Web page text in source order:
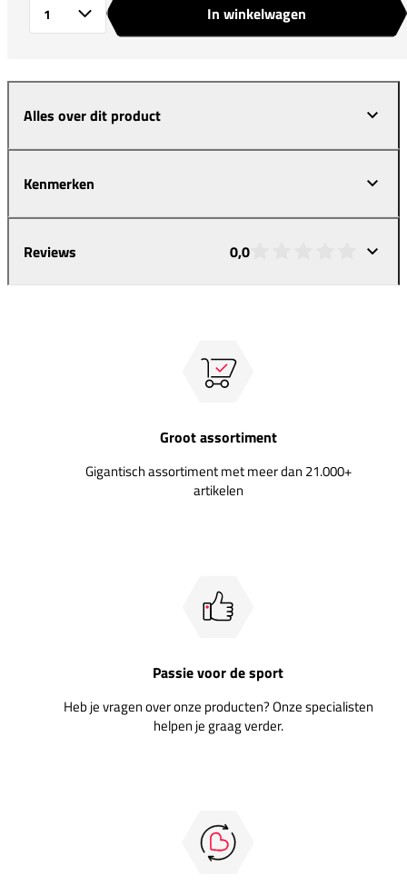
In winkelwagen
Alles over dit product
Kenmerken
Reviews 0,0
Groot assortiment
Gigantisch assortiment met meer dan 21.000+
artikelen
Passie voor de sport
Heb je vragen over onze producten? Onze specialisten
helpen je graag verder.